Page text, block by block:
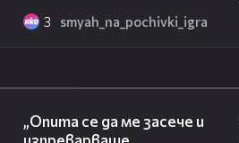
3 smyah_na_pochivki_igra
„Опита се да ме засече и